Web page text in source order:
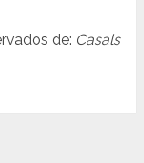
de: Casals